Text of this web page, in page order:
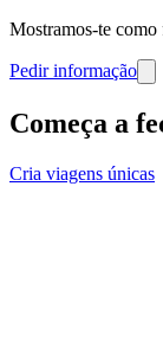
Mostramos-te
Pedir informação
Começa a
Cria viagens únicas